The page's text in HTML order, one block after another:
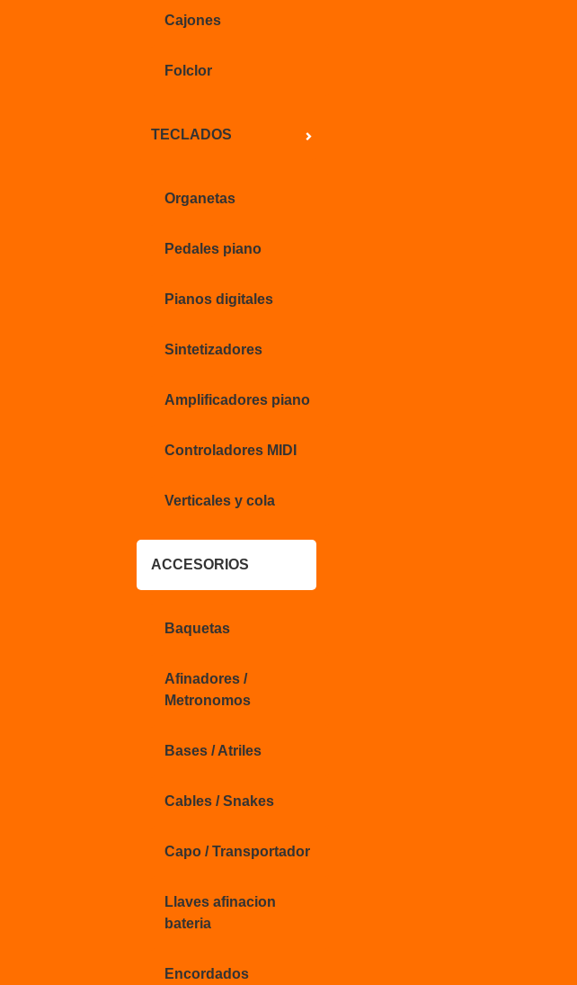
Cajones
Folclor
TECLADOS
Organetas
Pedales piano
Pianos digitales
Sintetizadores
Amplificadores piano
Controladores MIDI
Verticales y cola
ACCESORIOS
Baquetas
Afinadores /
Metronomos
Bases / Atriles
Cables / Snakes
Capo / Transportador
Llaves afinacion
bateria
Encordados